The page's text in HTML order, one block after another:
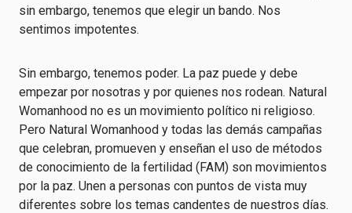
sin embargo, tenemos que elegir un bando. Nos
sentimos impotentes.
Sin embargo, tenemos poder. La paz puede y debe
empezar por nosotras y por quienes nos rodean. Natural
Womanhood no es un movimiento político ni religioso.
Pero Natural Womanhood y todas las demás campañas
que celebran, promueven y enseñan el uso de métodos
de conocimiento de la fertilidad (FAM) son movimientos
por la paz. Unen a personas con puntos de vista muy
diferentes sobre los temas candentes de nuestros días.